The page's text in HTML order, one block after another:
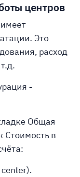
центров
Это
расход
-
Общая
Стоимость в